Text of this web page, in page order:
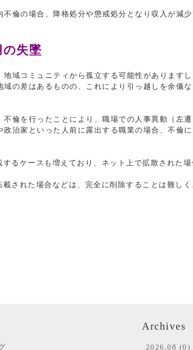
倫の場合、降格処分や懲戒処分となり収入が減
の失墜
域コミュニティから孤立する可能性があります
の差はあるものの、これにより引っ越しを余儀
倫を行ったことにより、職場での人事異動（左
治家といった人前に露出する職業の場合、不倫
るケースも増えており、ネット上で拡散された
載された場合などは、完全に削除することは難し
Archives
2026.08 (0)